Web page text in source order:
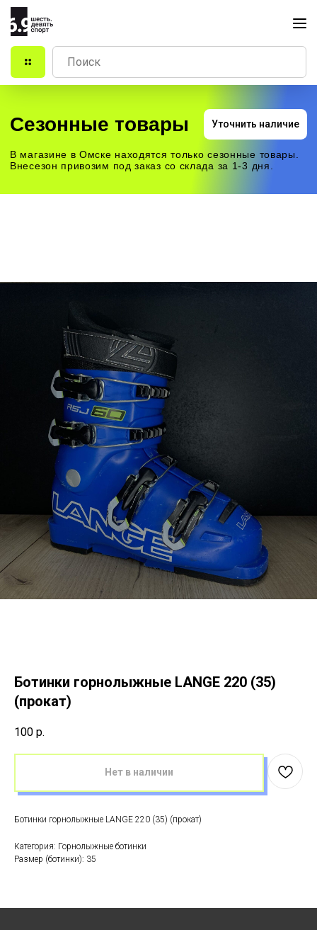
Сезонные товары
В магазине в Омске находятся только сезонные товары.
Внесезон привозим под заказ со склада за 1-3 дня.
Ботинки горнолыжные LANGE 220 (35)
(прокат)
100 р.
Нет в наличии
Ботинки горнолыжные LANGE 220 (35) (прокат)
Категория: Горнолыжные ботинки
Размер (ботинки): 35